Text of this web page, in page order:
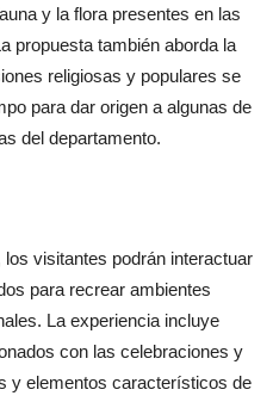
y la flora presentes en las
propuesta también aborda la
religiosas y populares se
para dar origen a algunas de
del departamento.
visitantes podrán interactuar
para recrear ambientes
La experiencia incluye
con las celebraciones y
y elementos característicos de